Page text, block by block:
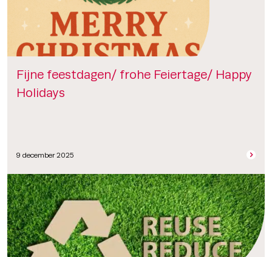
Fijne feestdagen/ frohe Feiertage/ Happy
Holidays
9 december 2025